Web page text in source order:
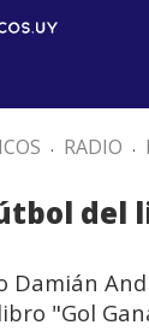
. RADIO .
del
Damián
"Gol